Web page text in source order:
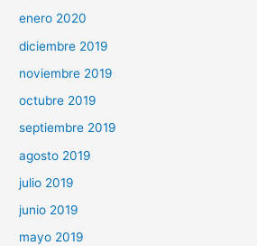
enero 2020
diciembre 2019
noviembre 2019
octubre 2019
septiembre 2019
agosto 2019
julio 2019
junio 2019
mayo 2019